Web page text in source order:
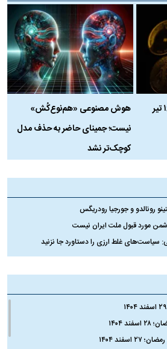
قیمت روز ارز‌های دیجیتال ۱۶ تیر
هوش مصنوعی «هم‌نوع‌کُش»
نیست؛ جمینای حاضر به حذف مدل
کوچک‌تر نشد
رونالدو و جورجیا رودریگس
دشمن مورد قبول ملت ایران نیست
سیاست‌های غلط ارزی را دستاورد جا نزنید
۱۴۰۴
۱۴۰۴